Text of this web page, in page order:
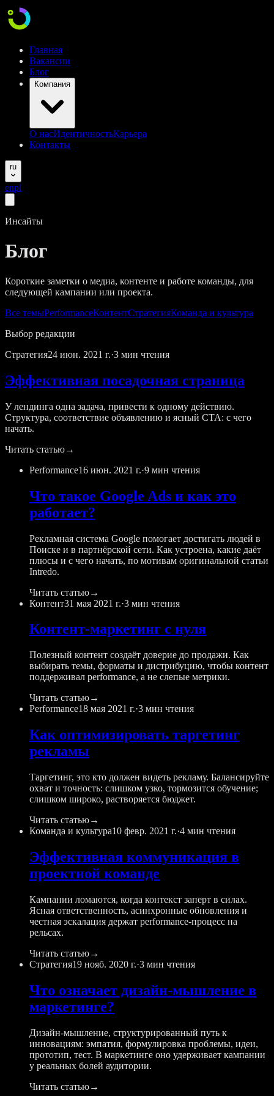
Главная
Вакансии
Блог
Компания
О насИдентичностьКарьера
Контакты
ru
enpl
Инсайты
Блог
Короткие заметки о медиа, контенте и работе команды, для
следующей кампании или проекта.
Все темыPerformanceКонтентСтратегияКоманда и культура
Выбор редакции
Стратегия24 июн. 2021 г.·3 мин чтения
Эффективная посадочная страница
У лендинга одна задача, привести к одному действию.
Структура, соответствие объявлению и ясный CTA: с чего
начать.
Читать статью→
Performance16 июн. 2021 г.·9 мин чтения
Что такое Google Ads и как это
работает?
Рекламная система Google помогает достигать людей в
Поиске и в партнёрской сети. Как устроена, какие даёт
плюсы и с чего начать, по мотивам оригинальной статьи
Intredo.
Читать статью→
Контент31 мая 2021 г.·3 мин чтения
Контент-маркетинг с нуля
Полезный контент создаёт доверие до продажи. Как
выбирать темы, форматы и дистрибуцию, чтобы контент
поддерживал performance, а не слепые метрики.
Читать статью→
Performance18 мая 2021 г.·3 мин чтения
Как оптимизировать таргетинг
рекламы
Таргетинг, это кто должен видеть рекламу. Балансируйте
охват и точность: слишком узко, тормозится обучение;
слишком широко, растворяется бюджет.
Читать статью→
Команда и культура10 февр. 2021 г.·4 мин чтения
Эффективная коммуникация в
проектной команде
Кампании ломаются, когда контекст заперт в силах.
Ясная ответственность, асинхронные обновления и
честная эскалация держат performance-процесс на
рельсах.
Читать статью→
Стратегия19 нояб. 2020 г.·3 мин чтения
Что означает дизайн-мышление в
маркетинге?
Дизайн-мышление, структурированный путь к
инновациям: эмпатия, формулировка проблемы, идеи,
прототип, тест. В маркетинге оно удерживает кампании
у реальных болей аудитории.
Читать статью→